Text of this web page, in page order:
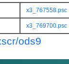
x3_767558.psc
x3_769700.psc
ods9